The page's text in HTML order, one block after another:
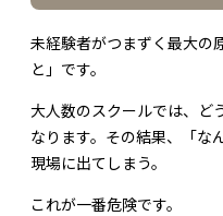
未経験者がつまずく最大の
と」です。
大人数のスクールでは、ど
なります。その結果、「な
現場に出てしまう。
これが一番危険です。